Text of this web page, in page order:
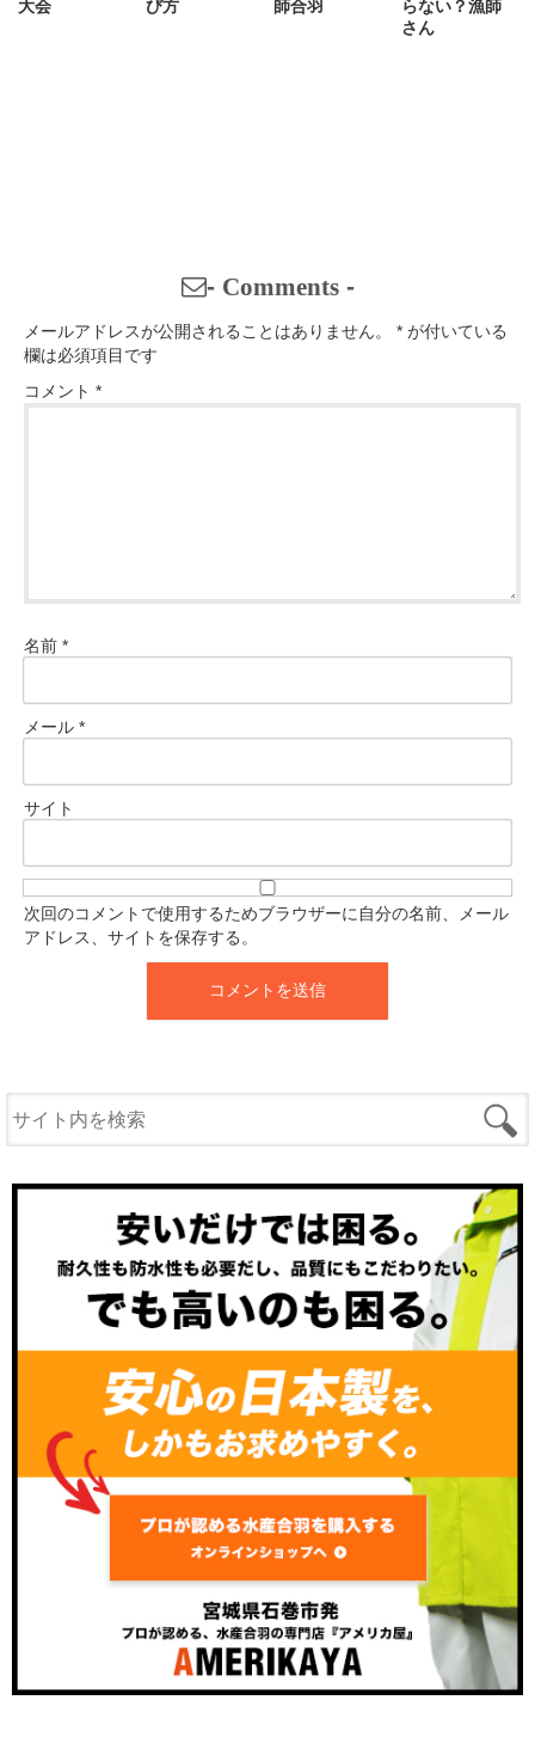
大会 び方 師合羽
らない？漁師
さん
- Comments-
メールアドレスが公開されることはありません。 * が付いている
欄は必須項目です
コメント *
名前 *
メール *
サイト
次回のコメントで使用するためブラウザーに自分の名前、メール
アドレス、サイトを保存する。